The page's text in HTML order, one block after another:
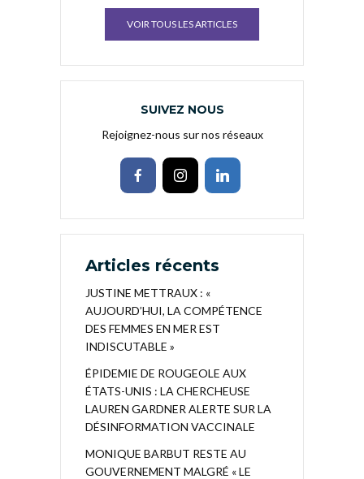
VOIR TOUS LES ARTICLES
SUIVEZ NOUS
Rejoignez-nous sur nos réseaux
Articles récents
JUSTINE METTRAUX : «
AUJOURD’HUI, LA COMPÉTENCE
DES FEMMES EN MER EST
INDISCUTABLE »
ÉPIDEMIE DE ROUGEOLE AUX
ÉTATS-UNIS : LA CHERCHEUSE
LAUREN GARDNER ALERTE SUR LA
DÉSINFORMATION VACCINALE
MONIQUE BARBUT RESTE AU
GOUVERNEMENT MALGRÉ « LE